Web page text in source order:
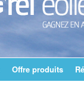
Offre produits